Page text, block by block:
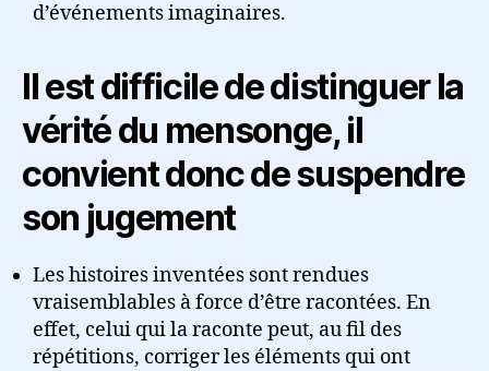
d’événements imaginaires.
Il est difficile de distinguer la
vérité du mensonge, il
convient donc de suspendre
son jugement
Les histoires inventées sont rendues
vraisemblables à force d’être racontées. En
effet, celui qui la raconte peut, au fil des
répétitions, corriger les éléments qui ont